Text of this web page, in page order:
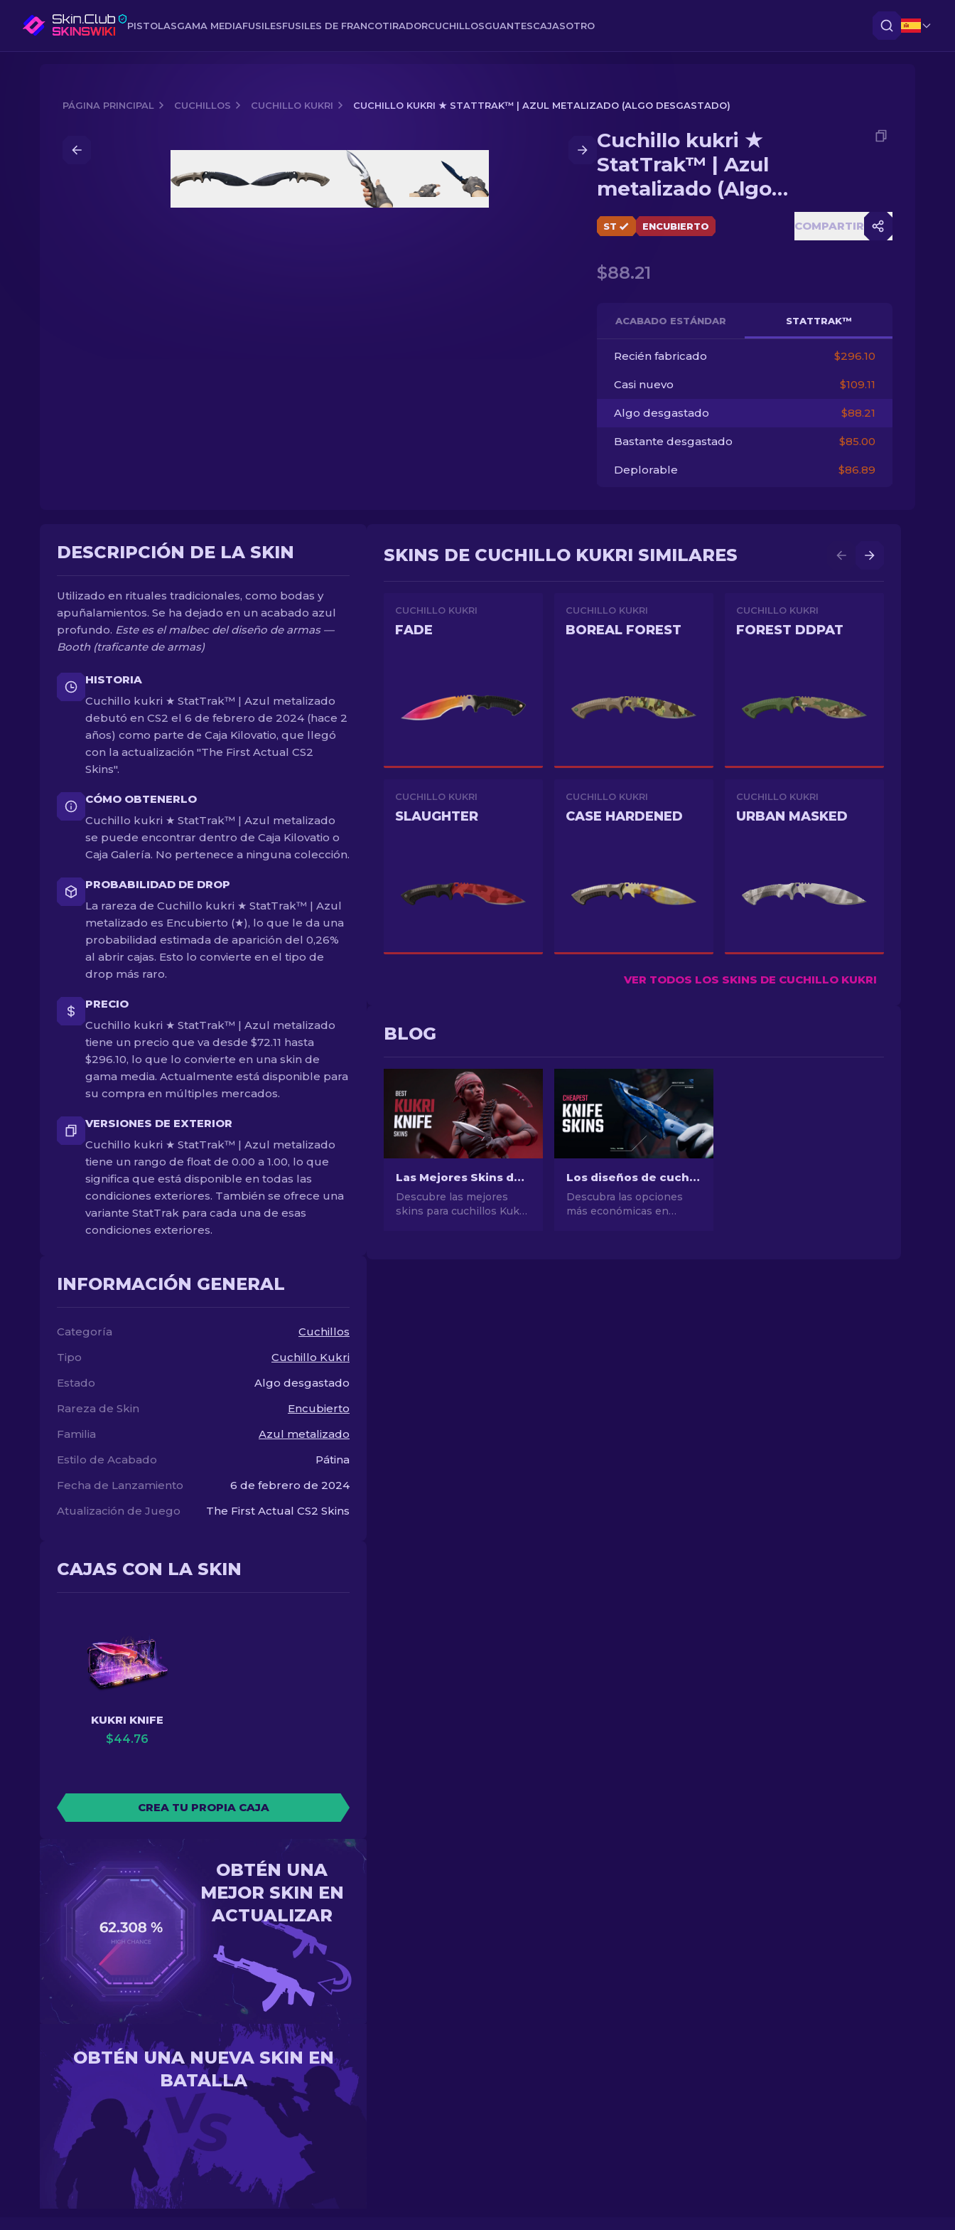
PISTOLASGAMA MEDIAFUSILESFUSILES DE FRANCOTIRADORCUCHILLOSGUANTESCAJASOTRO
PÁGINA PRINCIPAL CUCHILLOS CUCHILLO KUKRI CUCHILLO KUKRI ★ STATTRAK™ | AZUL METALIZADO (ALGO DESGASTADO)
Cuchillo kukri ★ StatTrak™ | Azul metalizado (Algo desgastado)
Cuchillo kukri ★
StatTrak™ | Azul
metalizado (Algo
desgastado)
ST ENCUBIERTO COMPARTIR
$88.21
ACABADO ESTÁNDAR STATTRAK™
Recién fabricado $296.10
Casi nuevo $109.11
Algo desgastado $88.21
Bastante desgastado $85.00
Deplorable $86.89
DESCRIPCIÓN DE LA SKIN
Utilizado en rituales tradicionales, como bodas y
apuñalamientos. Se ha dejado en un acabado azul
profundo. Este es el malbec del diseño de armas —
Booth (traficante de armas)
HISTORIA
Cuchillo kukri ★ StatTrak™ | Azul metalizado
debutó en CS2 el 6 de febrero de 2024 (hace 2
años) como parte de Caja Kilovatio, que llegó
con la actualización "The First Actual CS2
Skins".
CÓMO OBTENERLO
Cuchillo kukri ★ StatTrak™ | Azul metalizado
se puede encontrar dentro de Caja Kilovatio o
Caja Galería. No pertenece a ninguna colección.
PROBABILIDAD DE DROP
La rareza de Cuchillo kukri ★ StatTrak™ | Azul
metalizado es Encubierto (★), lo que le da una
probabilidad estimada de aparición del 0,26%
al abrir cajas. Esto lo convierte en el tipo de
drop más raro.
PRECIO
Cuchillo kukri ★ StatTrak™ | Azul metalizado
tiene un precio que va desde $72.11 hasta
$296.10, lo que lo convierte en una skin de
gama media. Actualmente está disponible para
su compra en múltiples mercados.
VERSIONES DE EXTERIOR
Cuchillo kukri ★ StatTrak™ | Azul metalizado
tiene un rango de float de 0.00 a 1.00, lo que
significa que está disponible en todas las
condiciones exteriores. También se ofrece una
variante StatTrak para cada una de esas
condiciones exteriores.
INFORMACIÓN GENERAL
Categoría
Cuchillos
Tipo
Cuchillo Kukri
Estado
Algo desgastado
Rareza de Skin
Encubierto
Familia
Azul metalizado
Estilo de Acabado
Pátina
Fecha de Lanzamiento
6 de febrero de 2024
Atualización de Juego
The First Actual CS2 Skins
CAJAS CON LA SKIN
KUKRI KNIFE
$44.76
CREA TU PROPIA CAJA
OBTÉN UNA
MEJOR SKIN EN
ACTUALIZAR
OBTÉN UNA NUEVA SKIN EN
BATALLA
SKINS DE CUCHILLO KUKRI SIMILARES
CUCHILLO KUKRI
FADE
CUCHILLO KUKRI
BOREAL FOREST
CUCHILLO KUKRI
FOREST DDPAT
CUCHILLO KUKRI
SLAUGHTER
CUCHILLO KUKRI
CASE HARDENED
CUCHILLO KUKRI
URBAN MASKED
VER TODOS LOS SKINS DE CUCHILLO KUKRI
BLOG
Las Mejores Skins de Cuchillo Kukri en CS2 [2026]
Descubre las mejores
skins para cuchillos Kukri
Los diseños de cuchillos CS2 más baratos [2026]
Descubra las opciones
más económicas en